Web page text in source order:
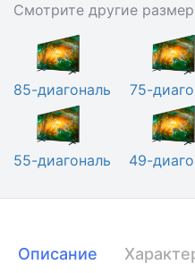
Смотрите другие
85-диагональ 75-
55-диагональ 49-
Описание